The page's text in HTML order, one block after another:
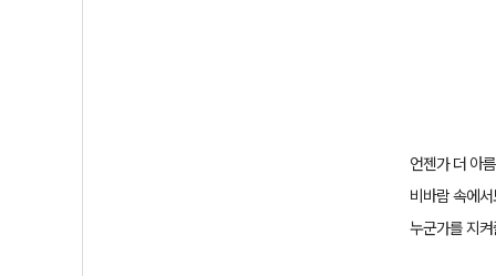
언젠가 더 아
비바람 속에
누군가를 지